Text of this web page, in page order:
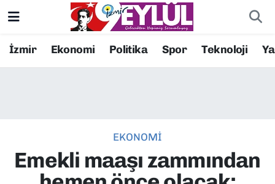
İzmir Ekonomi Politika Spor Teknoloji
EKONOMİ
Emekli maaşı zammından
Resmi İlanlar
EKONOMİ
Konak Nöbetçi Eczaneler
Süper Lig Puan Durumu ve Fikstür
Tüm Manşetler